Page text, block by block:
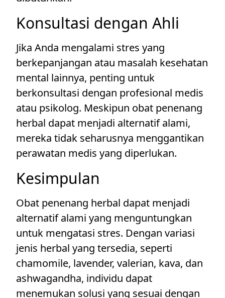
Konsultasi dengan Ahli
Jika Anda mengalami stres yang
berkepanjangan atau masalah kesehatan
mental lainnya, penting untuk
berkonsultasi dengan profesional medis
atau psikolog. Meskipun obat penenang
herbal dapat menjadi alternatif alami,
mereka tidak seharusnya menggantikan
perawatan medis yang diperlukan.
Kesimpulan
Obat penenang herbal dapat menjadi
alternatif alami yang menguntungkan
untuk mengatasi stres. Dengan variasi
jenis herbal yang tersedia, seperti
chamomile, lavender, valerian, kava, dan
ashwagandha, individu dapat
menemukan solusi yang sesuai dengan